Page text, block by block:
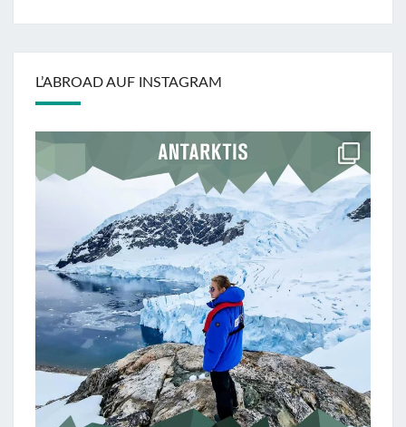
L’ABROAD AUF INSTAGRAM